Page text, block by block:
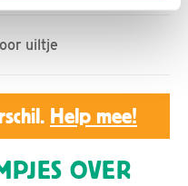
uiltje
Help mee!
OVER